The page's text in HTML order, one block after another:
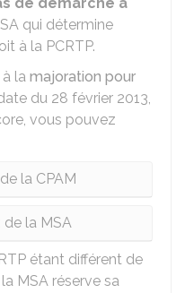
qui détermine
à la PCRTP.
la majoration pour
du 28 février 2013,
vous pouvez
la CPAM
la MSA
étant différent de
MSA réserve sa